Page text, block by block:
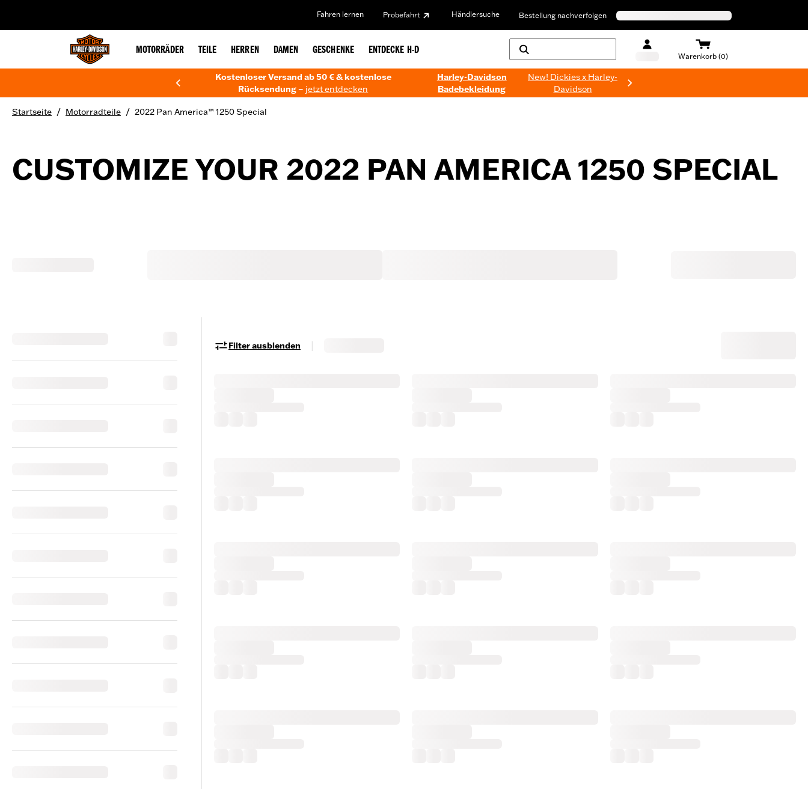
Fahren lernen Probefahrt Händlersuche Bestellung nachverfolgen
MOTORRÄDER TEILE HERREN DAMEN GESCHENKE ENTDECKE H-D
Warenkorb (0)
Kostenloser Versand ab 50 € & kostenlose
Rücksendung – jetzt entdecken
Harley-Davidson
Badebekleidung
New! Dickies x Harley-
Davidson
Startseite / Motorradteile / 2022 Pan America™ 1250 Special
CUSTOMIZE YOUR 2022 PAN AMERICA 1250 SPECIAL
Filter ausblenden